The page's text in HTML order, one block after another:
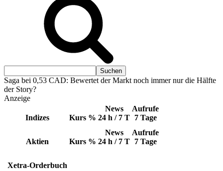
Saga bei 0,53 CAD: Bewertet der Markt noch immer nur die Hälfte
der Story?
Anzeige
Indizes Kurs %
News
24 h / 7 T
Aufrufe
7 Tage
Aktien Kurs %
News
24 h / 7 T
Aufrufe
7 Tage
Xetra-Orderbuch